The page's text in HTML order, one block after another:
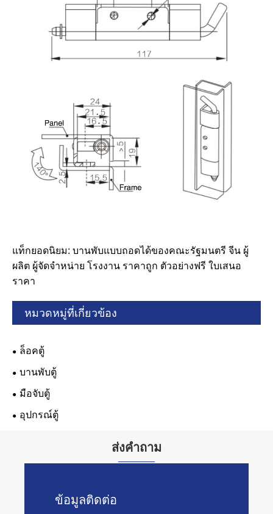
แท็กยอดนิยม: บานพับแบบถอดได้ของคณะรัฐมนตรี จีน ผู้
ผลิต ผู้จัดจำหน่าย โรงงาน ราคาถูก ตัวอย่างฟรี ใบเสนอ
ราคา
หมวดหมู่ที่เกี่ยวข้อง
ล็อคตู้
บานพับตู้
มือจับตู้
อุปกรณ์ตู้
ส่งคำถาม
ข้อมูลติดต่อ